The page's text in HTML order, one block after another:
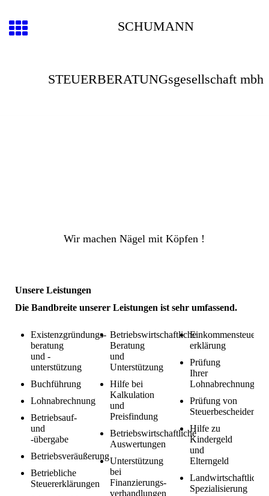
SCHUMANN
STEUERBERATUNGsgesellschaft mbh
Wir machen Nägel mit Köpfen !
Unsere Leistungen
Die Bandbreite unserer Leistungen ist sehr umfassend.
Existenzgründungs-
beratung
und -
unterstützung
Buchführung
Lohnabrechnung
Betriebsauf-
und
-übergabe
Betriebsveräußerung
Betriebliche
Steuererklärungen
Betriebswirtschaftliche
Beratung
und
Unterstützung
Hilfe bei
Kalkulation
und
Preisfindung
Betriebswirtschaftliche
Auswertungen
Unterstützung
bei
Finanzierungs-
verhandlungen
Einkommensteuer-
erklärung
Prüfung
Ihrer
Lohnabrechnung
Prüfung von
Steuerbescheiden
Hilfe zu
Kindergeld
und
Elterngeld
Landwirtschaftliche
Spezialisierung